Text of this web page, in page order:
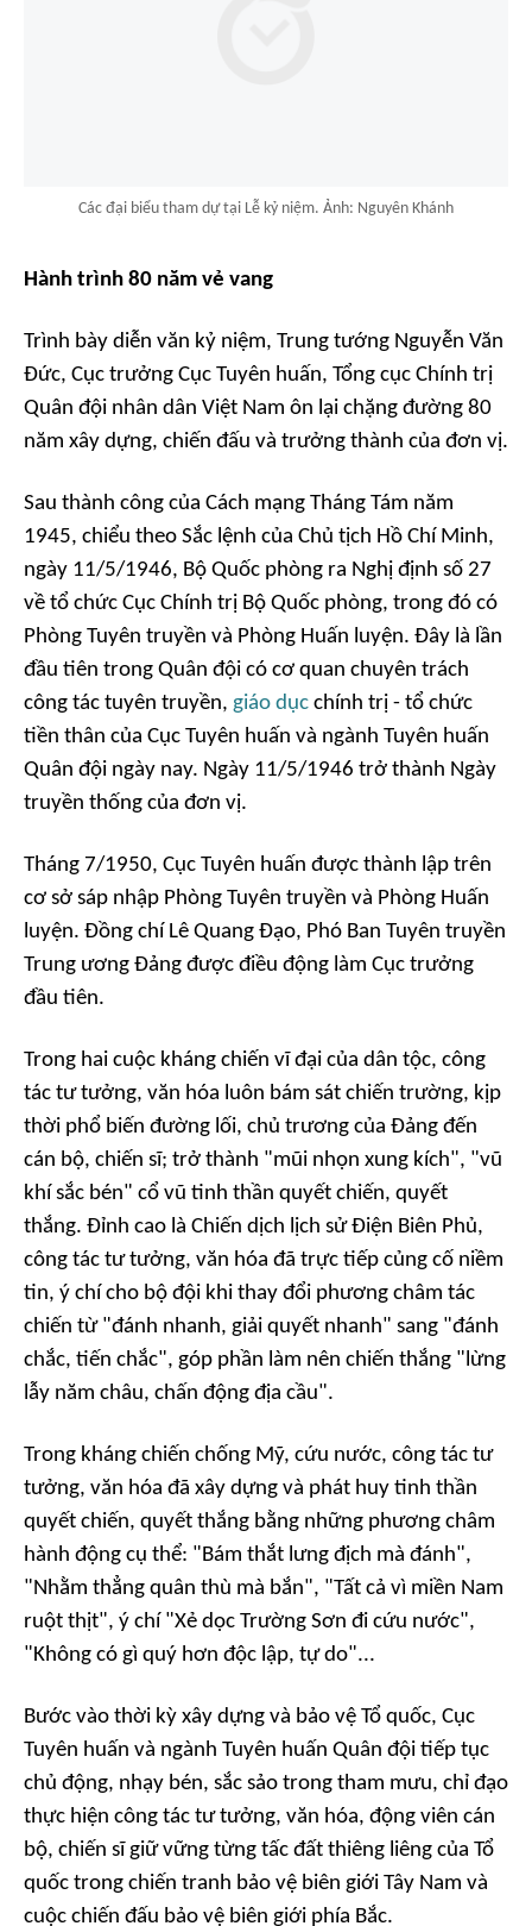
Các đại biểu tham dự tại Lễ kỷ niệm. Ảnh: Nguyên Khánh
Hành trình 80 năm vẻ vang
Trình bày diễn văn kỷ niệm, Trung tướng Nguyễn Văn
Đức, Cục trưởng Cục Tuyên huấn, Tổng cục Chính trị
Quân đội nhân dân Việt Nam ôn lại chặng đường 80
năm xây dựng, chiến đấu và trưởng thành của đơn vị.
Sau thành công của Cách mạng Tháng Tám năm
1945, chiểu theo Sắc lệnh của Chủ tịch Hồ Chí Minh,
ngày 11/5/1946, Bộ Quốc phòng ra Nghị định số 27
về tổ chức Cục Chính trị Bộ Quốc phòng, trong đó có
Phòng Tuyên truyền và Phòng Huấn luyện. Đây là lần
đầu tiên trong Quân đội có cơ quan chuyên trách
công tác tuyên truyền, giáo dục chính trị - tổ chức
tiền thân của Cục Tuyên huấn và ngành Tuyên huấn
Quân đội ngày nay. Ngày 11/5/1946 trở thành Ngày
truyền thống của đơn vị.
Tháng 7/1950, Cục Tuyên huấn được thành lập trên
cơ sở sáp nhập Phòng Tuyên truyền và Phòng Huấn
luyện. Đồng chí Lê Quang Đạo, Phó Ban Tuyên truyền
Trung ương Đảng được điều động làm Cục trưởng
đầu tiên.
Trong hai cuộc kháng chiến vĩ đại của dân tộc, công
tác tư tưởng, văn hóa luôn bám sát chiến trường, kịp
thời phổ biến đường lối, chủ trương của Đảng đến
cán bộ, chiến sĩ; trở thành "mũi nhọn xung kích", "vũ
khí sắc bén" cổ vũ tinh thần quyết chiến, quyết
thắng. Đỉnh cao là Chiến dịch lịch sử Điện Biên Phủ,
công tác tư tưởng, văn hóa đã trực tiếp củng cố niềm
tin, ý chí cho bộ đội khi thay đổi phương châm tác
chiến từ "đánh nhanh, giải quyết nhanh" sang "đánh
chắc, tiến chắc", góp phần làm nên chiến thắng "lừng
lẫy năm châu, chấn động địa cầu".
Trong kháng chiến chống Mỹ, cứu nước, công tác tư
tưởng, văn hóa đã xây dựng và phát huy tinh thần
quyết chiến, quyết thắng bằng những phương châm
hành động cụ thể: "Bám thắt lưng địch mà đánh",
"Nhằm thẳng quân thù mà bắn", "Tất cả vì miền Nam
ruột thịt", ý chí "Xẻ dọc Trường Sơn đi cứu nước",
"Không có gì quý hơn độc lập, tự do"...
Bước vào thời kỳ xây dựng và bảo vệ Tổ quốc, Cục
Tuyên huấn và ngành Tuyên huấn Quân đội tiếp tục
chủ động, nhạy bén, sắc sảo trong tham mưu, chỉ đạo
thực hiện công tác tư tưởng, văn hóa, động viên cán
bộ, chiến sĩ giữ vững từng tấc đất thiêng liêng của Tổ
quốc trong chiến tranh bảo vệ biên giới Tây Nam và
cuộc chiến đấu bảo vệ biên giới phía Bắc.